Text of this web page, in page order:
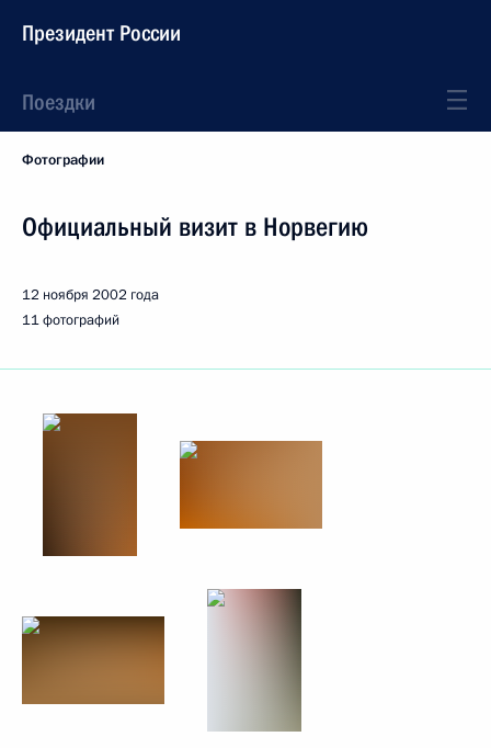
Президент России
Поездки
Фотографии
Официальный визит в Норвегию
12 ноября 2002 года
11 фотографий